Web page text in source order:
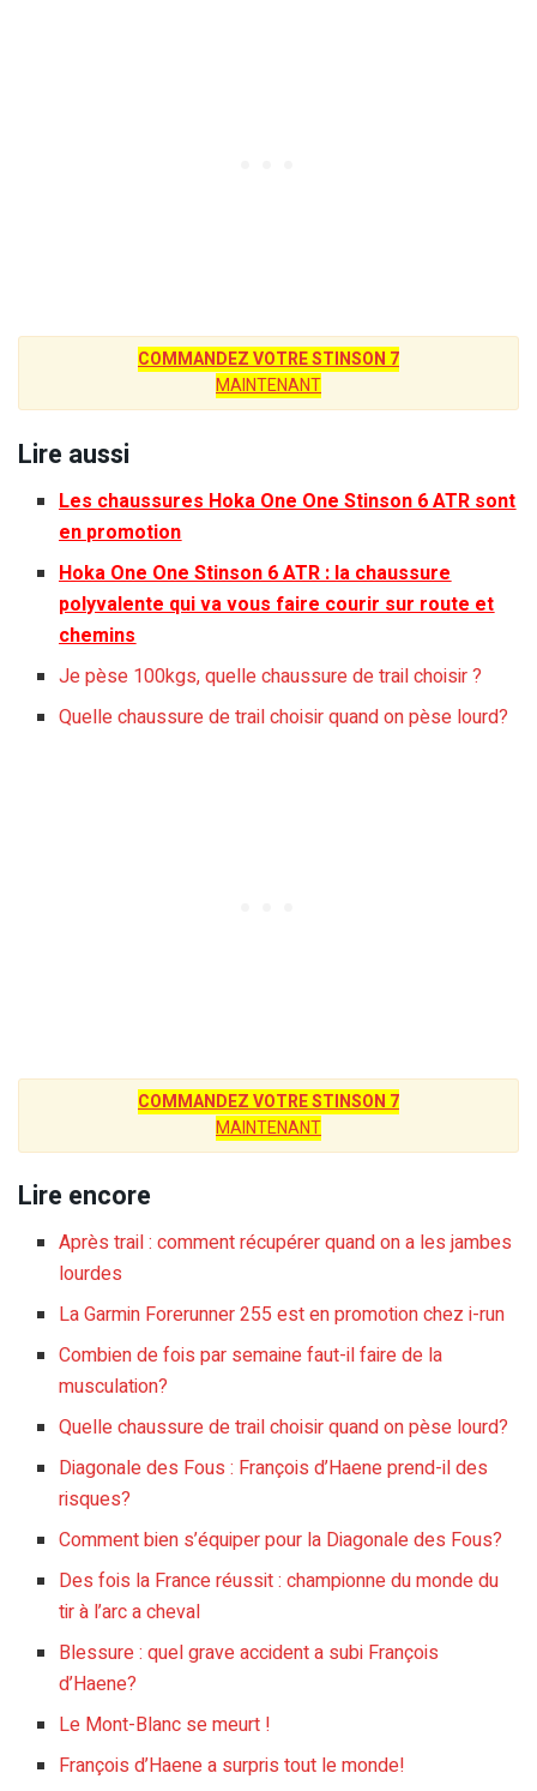
COMMANDEZ VOTRE STINSON 7
MAINTENANT
Lire aussi
Les chaussures Hoka One One Stinson 6 ATR sont
en promotion
Hoka One One Stinson 6 ATR : la chaussure
polyvalente qui va vous faire courir sur route et
chemins
Je pèse 100kgs, quelle chaussure de trail choisir ?
Quelle chaussure de trail choisir quand on pèse lourd?
COMMANDEZ VOTRE STINSON 7
MAINTENANT
Lire encore
Après trail : comment récupérer quand on a les jambes
lourdes
La Garmin Forerunner 255 est en promotion chez i-run
Combien de fois par semaine faut-il faire de la
musculation?
Quelle chaussure de trail choisir quand on pèse lourd?
Diagonale des Fous : François d’Haene prend-il des
risques?
Comment bien s’équiper pour la Diagonale des Fous?
Des fois la France réussit : championne du monde du
tir à l’arc a cheval
Blessure : quel grave accident a subi François
d’Haene?
Le Mont-Blanc se meurt !
François d’Haene a surpris tout le monde!